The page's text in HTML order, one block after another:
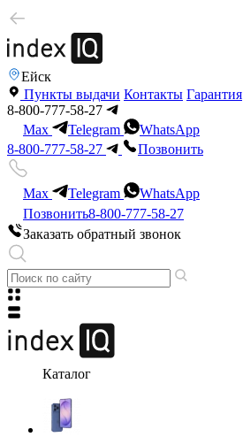
Ейск
Пункты выдачи Контакты Гарантия
8-800-777-58-27
Max
Telegram
WhatsApp
8-800-777-58-27
Позвонить
Max Telegram
WhatsApp
Позвонить8-800-777-58-27
Заказать обратный звонок
Каталог